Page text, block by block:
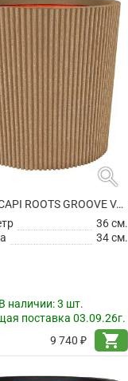
search
КАШПО CAPI ROOTS GROOVE VASE CONICAL BEIGE
36 см.
34 см.
наличии:3 шт.
поставка 03.09.26г.
9 740 ₽
shopping_cart